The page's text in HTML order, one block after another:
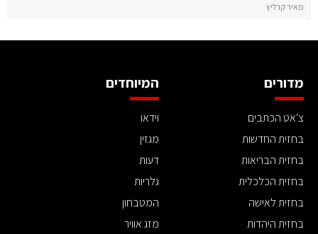
מאיר קרליץ
מדורים
צ'אט הכתבים
בחזית החדשות
בחזית הבריאות
בחזית הכלכלית
בחזית לאישה
בחזית היהדות
המיוחדים
וידאו
מגזין
דעות
גלריות
המטבחון
מזג אוויר